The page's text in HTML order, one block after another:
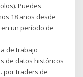
Puedes
18 años desde
un período de
de trabajo
de datos históricos
por traders de